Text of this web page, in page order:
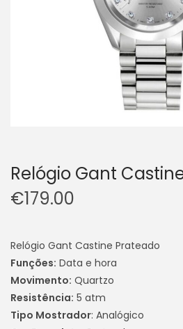
Relógio Gant
€179.00
Relógio Gant Castine Prateado
Funções: Data e hora
Movimento: Quartzo
Resistência: 5 atm
Tipo Mostrador: Analógico